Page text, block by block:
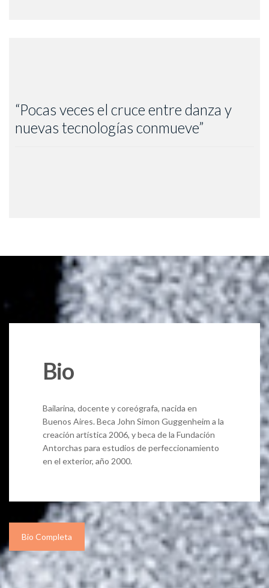
“Pocas veces el cruce entre danza y
nuevas tecnologías conmueve”
Carolina Prieto – Pag.12, 2007. Casa
Bio
Bailarina, docente y coreógrafa, nacida en
Buenos Aires. Beca John Simon Guggenheim a la
creación artística 2006, y beca de la Fundación
Antorchas para estudios de perfeccionamiento
en el exterior, año 2000.
Bio Completa